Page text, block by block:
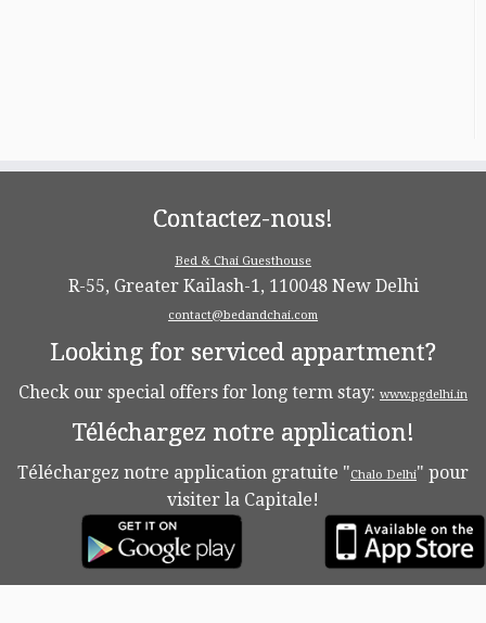
Contactez-nous!
Bed & Chai Guesthouse
R-55, Greater Kailash-1, 110048 New Delhi
contact@bedandchai.com
Looking for serviced appartment?
Check our special offers for long term stay: www.pgdelhi.in
Téléchargez notre application!
Téléchargez notre application gratuite "Chalo Delhi" pour
visiter la Capitale!